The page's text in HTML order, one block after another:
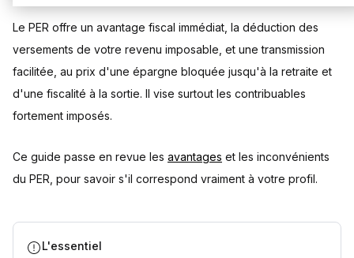
Quels sont les inconvénients du PER ?
Blocage des fonds jusqu'à la retraite, sauf cas
exceptionnels
Frais élevés qui impactent la rentabilité
Risques liés aux supports d’investissement
Comparaison PER vs autres placements retraite
Immobilier locatif ou PER pour préparer sa retraite
Le PER offre un avantage fiscal immédiat, la déduction des
versements de votre revenu imposable, et une transmission
facilitée, au prix d'une épargne bloquée jusqu'à la retraite et
d'une fiscalité à la sortie. Il vise surtout les contribuables
fortement imposés.
Ce guide passe en revue les avantages et les inconvénients
du PER, pour savoir s'il correspond vraiment à votre profil.
L'essentiel